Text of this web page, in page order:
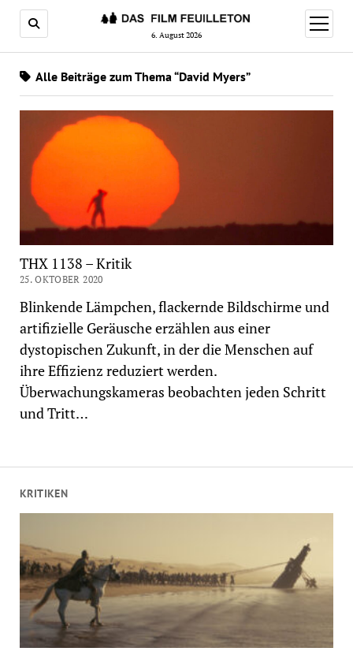
6. August 2026
Menü
öffnen
KRITIKEN
Alle Beiträge zum Thema “David Myers”
THX 1138 – Kritik
25. OKTOBER 2020
Blinkende Lämpchen, flackernde Bildschirme und
artifizielle Geräusche erzählen aus einer
dystopischen Zukunft, in der die Menschen auf
ihre Effizienz reduziert werden.
Überwachungskameras beobachten jeden Schritt
und Tritt…